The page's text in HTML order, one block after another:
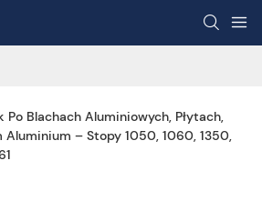
Po Blachach Aluminiowych, Płytach,
Aluminium – Stopy 1050, 1060, 1350,